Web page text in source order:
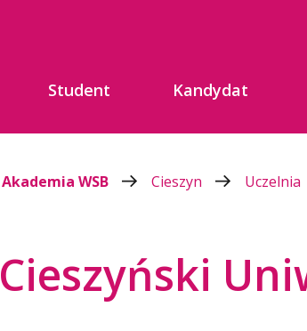
Student Kandydat
Akademia WSB Cieszyn Uczelnia
Cieszyński